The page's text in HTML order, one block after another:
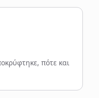
πότε και